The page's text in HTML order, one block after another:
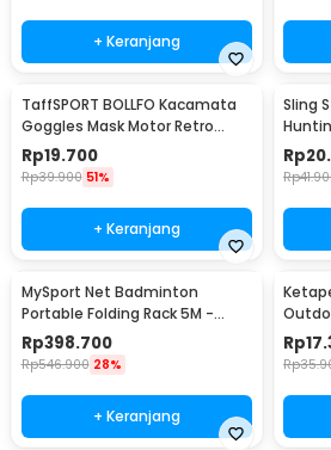
+ Keranjang
TaffSPORT BOLLFO Kacamata
Goggles Mask Motor Retro
Windproof - MT-04
Rp19.700
Rp39.900 51%
+ Keranjang
Sling
Rp
Rp
MySport Net Badminton
Portable Folding Rack 5M -
T300
Rp398.700
Rp546.900 28%
+ Keranjang
Rp
Rp